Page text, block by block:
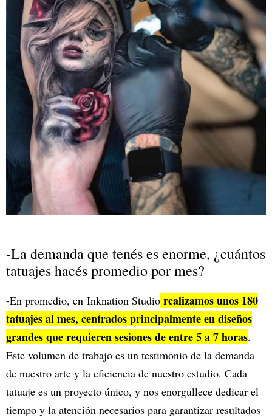
-La demanda que tenés es enorme, ¿cuántos
tatuajes hacés promedio por mes?
-En promedio, en Inknation Studio realizamos unos 180
tatuajes al mes, centrados principalmente en diseños
grandes que requieren sesiones de entre 5 a 7 horas.
Este volumen de trabajo es un testimonio de la demanda
de nuestro arte y la eficiencia de nuestro estudio. Cada
tatuaje es un proyecto único, y nos enorgullece dedicar el
tiempo y la atención necesarios para garantizar resultados